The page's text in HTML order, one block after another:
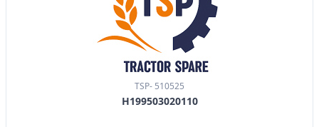
TSP- 510525
H199503020110